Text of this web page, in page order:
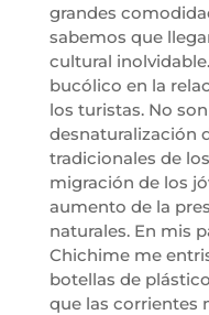
grandes
sabemos que
cultural
bucólico en la
los turistas. No
desnaturalización
tradicionales de
migración de los
aumento de la
naturales. En mis
Chichime me
botellas de
que las corrientes